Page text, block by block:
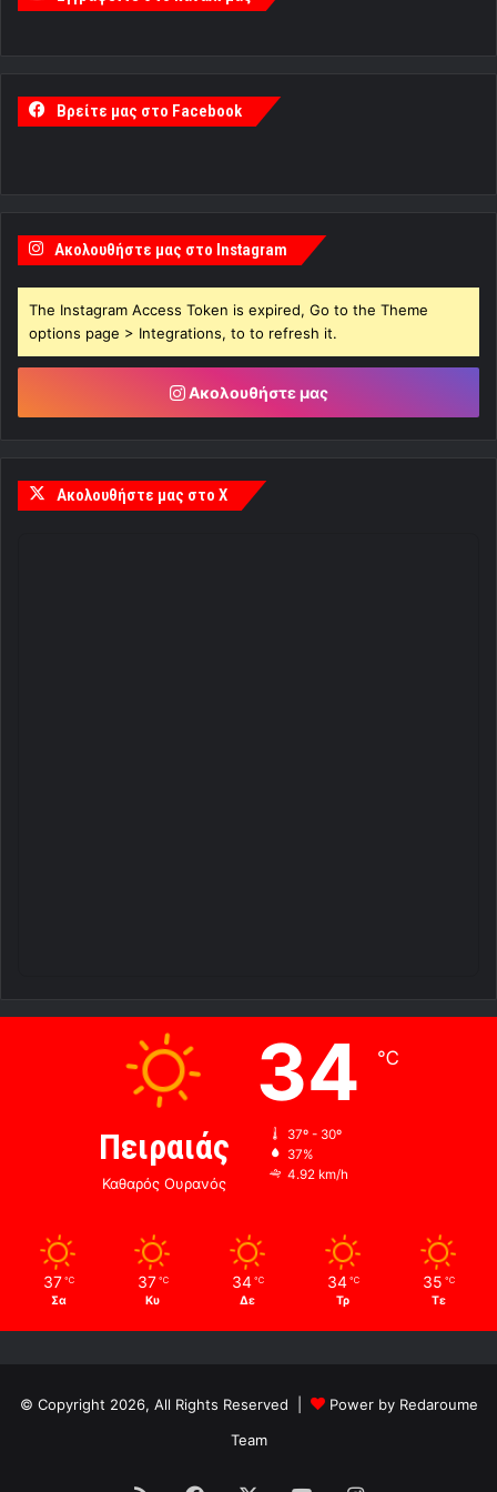
Βρείτε μας στο Facebook
Ακολουθήστε μας στο Instagram
The Instagram Access Token is expired, Go to the Theme
options page > Integrations, to to refresh it.
Ακολουθήστε μας
Ακολουθήστε μας στο X
Πειραιάς
Καθαρός Ουρανός
34 ℃
37º - 30º
37%
4.92 km/h
37 ℃
Σα
37 ℃
Κυ
34 ℃
Δε
34 ℃
Τρ
35 ℃
Τε
© Copyright 2026, All Rights Reserved |
Power by Redaroume
Team